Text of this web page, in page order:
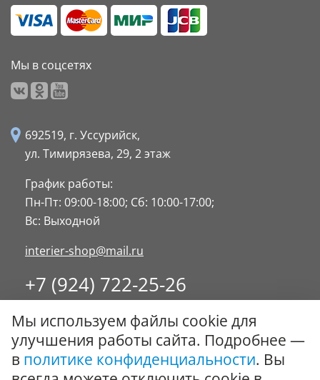
Мы в соцсетях
692519, г. Уссурийск,
ул. Тимирязева, 29, 2 этаж
График работы:
Пн-Пт: 09:00-18:00; Сб: 10:00-17:00;
Вс: Выходной
interier-shop@mail.ru
+7 (924) 722-25-26
8 (4234) 32-17-89
Заказать обратный звонок
© ООО "Стиль-Интерьер" 1996 - 2026. Все права
Мы используем файлы cookie для
улучшения работы сайта. Подробнее —
в политике конфиденциальности. Вы